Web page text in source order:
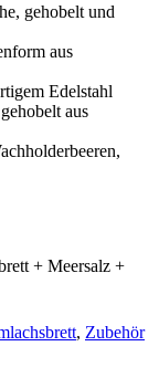
gehobelt und
aus
Edelstahl
aus
+ Meersalz +
, Zubehör